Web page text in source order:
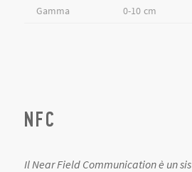
Gamma
0-10 cm
NFC
Il Near Field Communication è un